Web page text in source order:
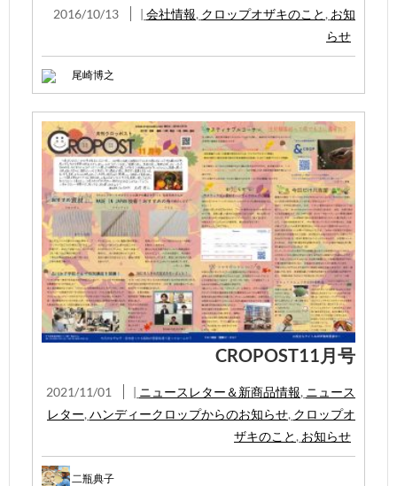
2016/10/13 | 会社情報, クロップオザキのこと , お知
らせ
尾崎博之
CROPOST11月号
2021/11/01 | ニュースレター＆新商品情報, ニュース
レター, ハンディークロップからのお知らせ, クロップオ
ザキのこと , お知らせ
二瓶典子